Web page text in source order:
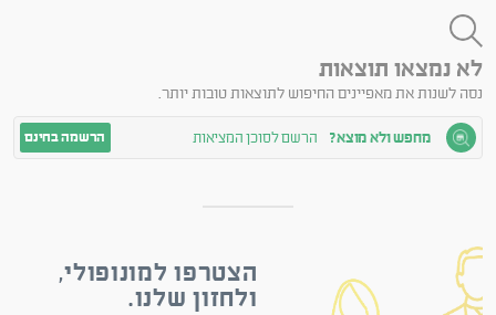
לא נמצאו תוצאות
נסה לשנות את מאפיינים החיפוש לתוצאות טובות יותר.
מחפש ולא מוצא? הרשם לסוכן המציאות הרשמה בחינם
הצטרפו למונופולי,
ולחזון שלנו.